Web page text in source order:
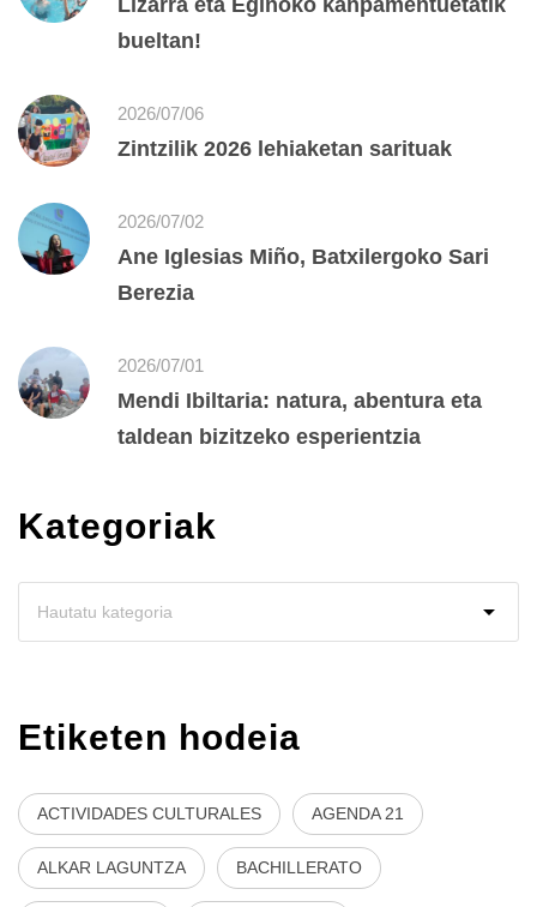
bueltan!
2026/07/06
Zintzilik 2026 lehiaketan sarituak
2026/07/02
Ane Iglesias Miño, Batxilergoko Sari
Berezia
2026/07/01
Mendi Ibiltaria: natura, abentura eta
taldean bizitzeko esperientzia
Kategoriak
Etiketen hodeia
ACTIVIDADES CULTURALES AGENDA 21
ALKAR LAGUNTZA BACHILLERATO